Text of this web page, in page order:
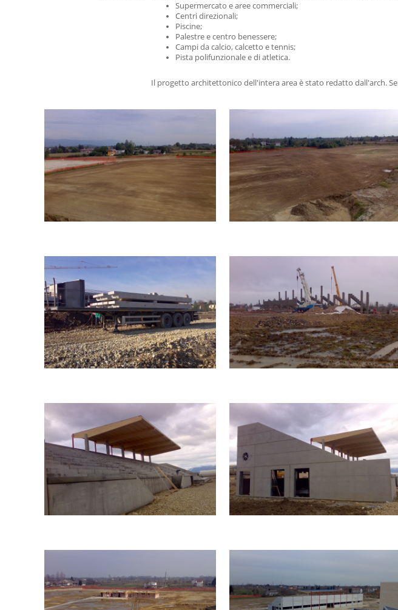
Supermercato e aree commerciali;
Centri direzionali;
Piscine;
Palestre e centro benessere;
Campi da calcio, calcetto e tennis;
Pista polifunzionale e di atletica.
Il progetto architettonico dell'intera area è stato redatto dall'arch.